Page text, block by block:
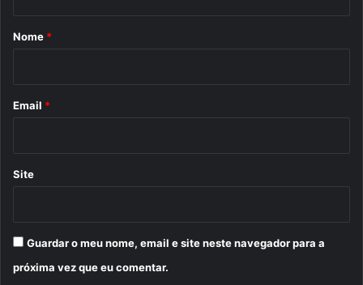
r
*
Nome *
Email *
Site
Guardar o meu nome, email e site neste navegador para a
próxima vez que eu comentar.